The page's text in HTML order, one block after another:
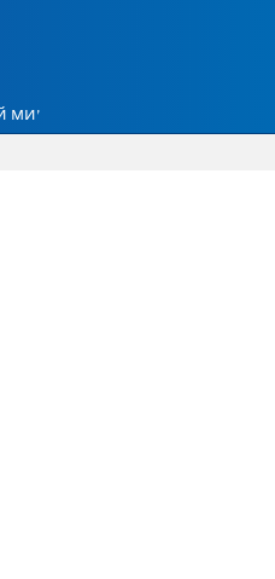
мир